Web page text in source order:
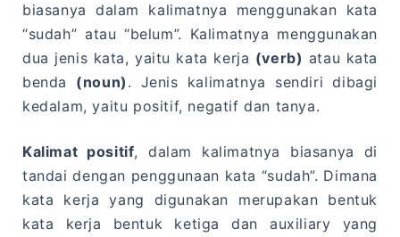
biasanya dalam kalimatnya menggunakan kata
“sudah” atau “belum”. Kalimatnya menggunakan
dua jenis kata, yaitu kata kerja (verb) atau kata
benda (noun) . Jenis kalimatnya sendiri dibagi
kedalam, yaitu positif, negatif dan tanya.
Kalimat positif, dalam kalimatnya biasanya di
tandai dengan penggunaan kata “sudah”. Dimana
kata kerja yang digunakan merupakan bentuk
kata kerja bentuk ketiga dan auxiliary yang